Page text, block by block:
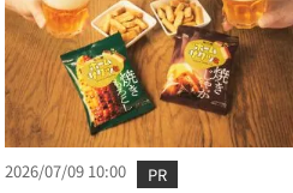
2026/07/09 10:00 PR